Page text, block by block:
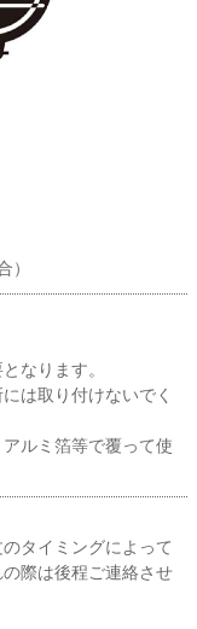
）
なります。
は取り付けないでく
ルミ箔等で覆って使
タイミングによって
際は後程ご連絡させ